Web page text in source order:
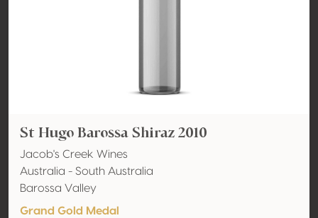
St Hugo Barossa Shiraz 2010
Jacob's Creek Wines
Australia - South Australia
Barossa Valley
Grand Gold Medal